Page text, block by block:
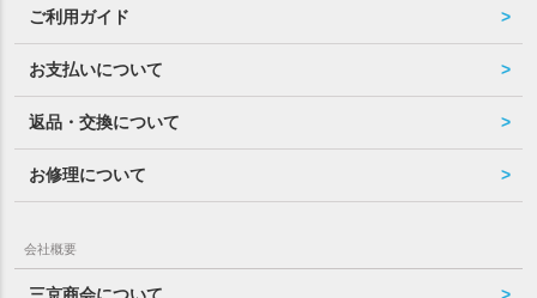
ご利用ガイド
お支払いについて
返品・交換について
お修理について
会社概要